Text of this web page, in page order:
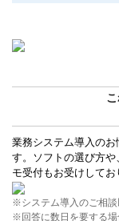
業務システム導入の
す。ソフトの選び方
モ受付もお受けしてお
※システム導入のご相談
※回答に数日を要する場